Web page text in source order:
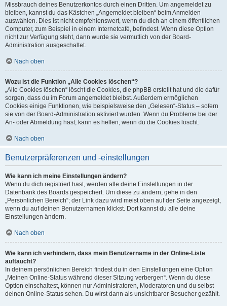
Missbrauch deines Benutzerkontos durch einen Dritten. Um angemeldet zu
bleiben, kannst du das Kästchen „Angemeldet bleiben“ beim Anmelden
auswählen. Dies ist nicht empfehlenswert, wenn du dich an einem öffentlichen
Computer, zum Beispiel in einem Internetcafé, befindest. Wenn diese Option
nicht zur Verfügung steht, dann wurde sie vermutlich von der Board-
Administration ausgeschaltet.
Nach oben
Wozu ist die Funktion „Alle Cookies löschen“?
„Alle Cookies löschen“ löscht die Cookies, die phpBB erstellt hat und die dafür
sorgen, dass du im Forum angemeldet bleibst. Außerdem ermöglichen
Cookies einige Funktionen, wie beispielsweise den „Gelesen“-Status – sofern
sie von der Board-Administration aktiviert wurden. Wenn du Probleme bei der
An- oder Abmeldung hast, kann es helfen, wenn du die Cookies löscht.
Nach oben
Benutzerpräferenzen und -einstellungen
Wie kann ich meine Einstellungen ändern?
Wenn du dich registriert hast, werden alle deine Einstellungen in der
Datenbank des Boards gespeichert. Um diese zu ändern, gehe in den
„Persönlichen Bereich“; der Link dazu wird meist oben auf der Seite angezeigt,
wenn du auf deinen Benutzernamen klickst. Dort kannst du alle deine
Einstellungen ändern.
Nach oben
Wie kann ich verhindern, dass mein Benutzername in der Online-Liste
auftaucht?
In deinem persönlichen Bereich findest du in den Einstellungen eine Option
„Meinen Online-Status während dieser Sitzung verbergen“. Wenn du diese
Option einschaltest, können nur Administratoren, Moderatoren und du selbst
deinen Online-Status sehen. Du wirst dann als unsichtbarer Besucher gezählt.